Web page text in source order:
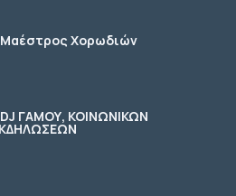
Χορωδιών
ΓΑΜΟΥ, ΚΟΙΝΩΝΙΚΩΝ